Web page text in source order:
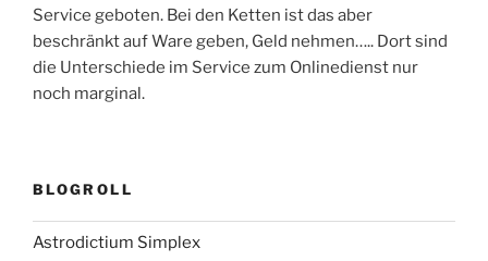
Service geboten. Bei den Ketten ist das aber
beschränkt auf Ware geben, Geld nehmen….. Dort sind
die Unterschiede im Service zum Onlinedienst nur
noch marginal.
BLOGROLL
Astrodictium Simplex